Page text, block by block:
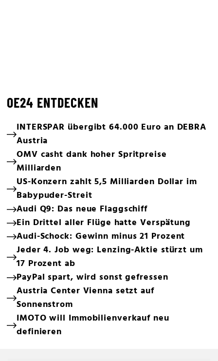
OE24 ENTDECKEN
INTERSPAR übergibt 64.000 Euro an DEBRA
Austria
OMV casht dank hoher Spritpreise
Milliarden
US-Konzern zahlt 5,5 Milliarden Dollar im
Babypuder-Streit
Audi Q9: Das neue Flaggschiff
Ein Drittel aller Flüge hatte Verspätung
Audi-Schock: Gewinn minus 21 Prozent
Jeder 4. Job weg: Lenzing-Aktie stürzt um
17 Prozent ab
PayPal spart, wird sonst gefressen
Austria Center Vienna setzt auf
Sonnenstrom
IMOTO will Immobilienverkauf neu
definieren